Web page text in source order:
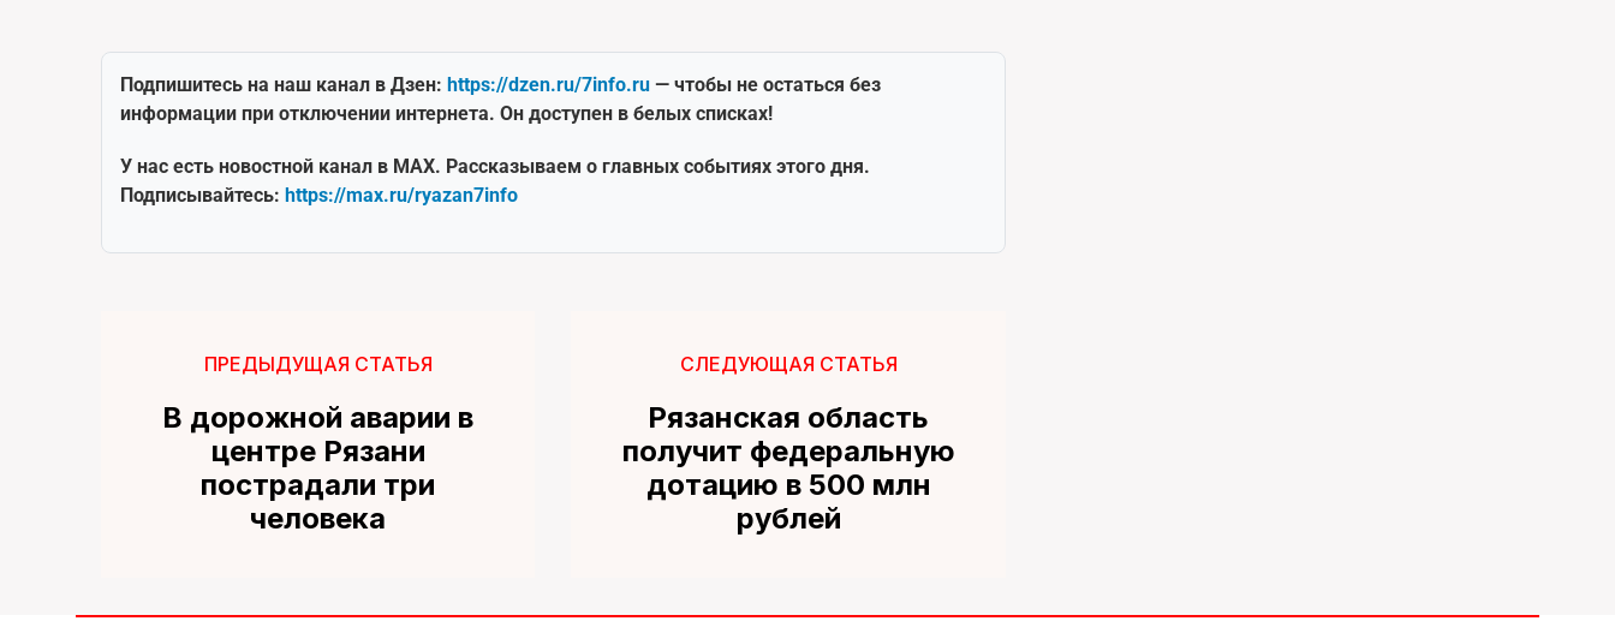
Подпишитесь на наш канал в Дзен: https://dzen.ru/7info.ru — чтобы не остаться без
информации при отключении интернета. Он доступен в белых списках!
У нас есть новостной канал в MAX. Рассказываем о главных событиях этого дня.
Подписывайтесь: https://max.ru/ryazan7info
ПРЕДЫДУЩАЯ СТАТЬЯ
В дорожной аварии в
центре Рязани
пострадали три
человека
СЛЕДУЮЩАЯ СТАТЬЯ
Рязанская область
получит федеральную
дотацию в 500 млн
рублей